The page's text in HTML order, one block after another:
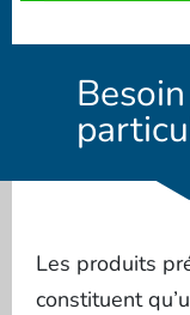
Les produits
constituent